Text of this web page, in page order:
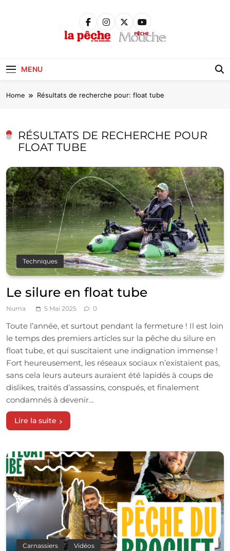
MENU
Home Résultats de recherche pour: float tube
RÉSULTATS DE RECHERCHE POUR
FLOAT TUBE
Techniques
Le silure en float tube
Numa 5 Mai 2025 0
Toute l’année, et surtout pendant la fermeture ! Il est loin
le temps des premiers articles sur la pêche du silure en
float tube, et qui suscitaient une indignation immense !
Fort heureusement, les réseaux sociaux n’existaient pas,
sans cela leurs auteurs auraient été lapidés à coups de
dislikes, traités d’assassins, conspués, et finalement
condamnés à devenir…
Lire la suite
Carnassiers Vidéos